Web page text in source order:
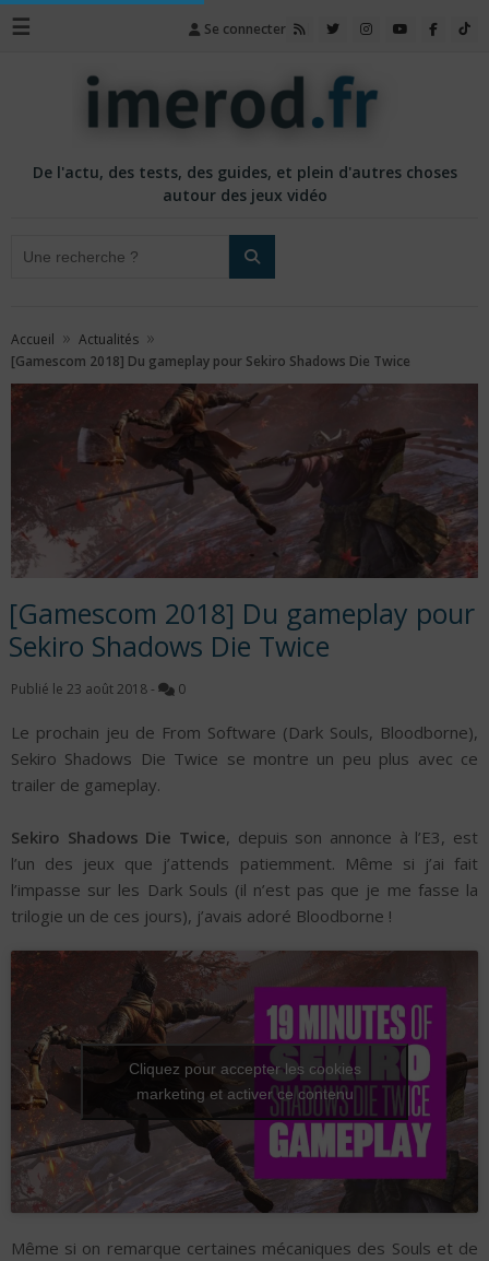
☰ Se connecter
De l'actu, des tests, des guides, et plein d'autres choses
autour des jeux vidéo
Accueil » Actualités »
[Gamescom 2018] Du gameplay pour Sekiro Shadows Die Twice
[Gamescom 2018] Du gameplay pour
Sekiro Shadows Die Twice
Publié le 23 août 2018 - 0
Le prochain jeu de From Software (Dark Souls, Bloodborne),
Sekiro Shadows Die Twice se montre un peu plus avec ce
trailer de gameplay.
Sekiro Shadows Die Twice, depuis son annonce à l’E3, est
l’un des jeux que j’attends patiemment. Même si j’ai fait
l’impasse sur les Dark Souls (il n’est pas que je me fasse la
trilogie un de ces jours), j’avais adoré Bloodborne !
Cliquez pour accepter les cookies
marketing et activer ce contenu
Même si on remarque certaines mécaniques des Souls et de